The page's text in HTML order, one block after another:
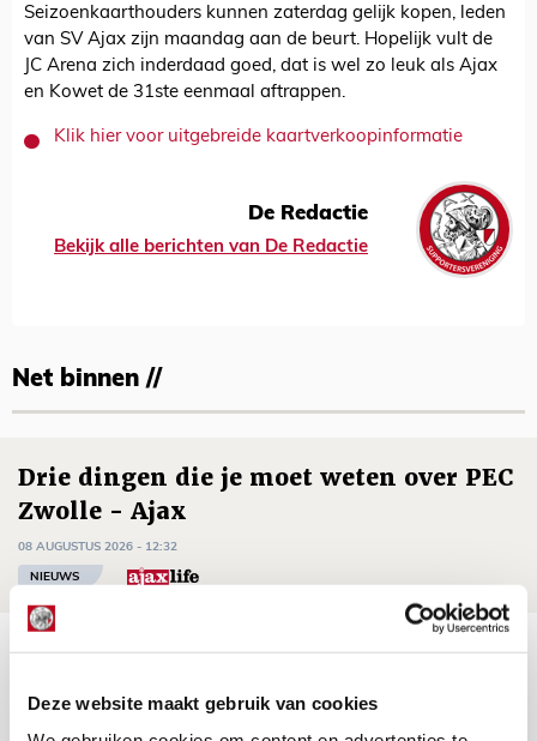
Deze website maakt gebruik van cookies
Seizoenkaarthouders kunnen zaterdag gelijk kopen, leden
van SV Ajax zijn maandag aan de beurt. Hopelijk vult de
JC Arena zich inderdaad goed, dat is wel zo leuk als Ajax
en Kowet de 31ste eenmaal aftrappen.
Klik hier voor uitgebreide kaartverkoopinformatie
De Redactie
Bekijk alle berichten van De Redactie
Net binnen //
Drie dingen die je moet weten over PEC
Zwolle - Ajax
08 AUGUSTUS 2026 - 12:32
NIEUWS
Míchels elf: met welke formatie begin